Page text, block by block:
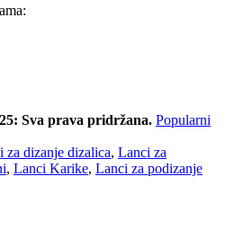
Sva prava pridržana. Popularni
za dizanje dizalica, Lanci za
, Lanci Karike, Lanci za podizanje